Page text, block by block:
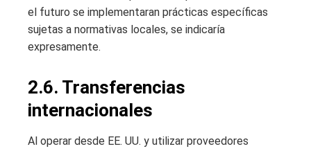
el futuro se implementaran prácticas específicas
sujetas a normativas locales, se indicaría
expresamente.
2.6. Transferencias
internacionales
Al operar desde EE. UU. y utilizar proveedores